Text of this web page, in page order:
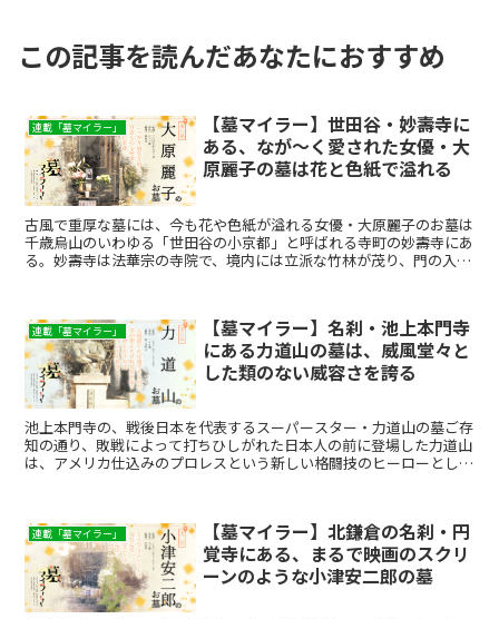
この記事を読んだあなたにおすすめ
連載「墓マイラー」
【墓マイラー】世田谷・妙壽寺に
ある、なが～く愛された女優・大
原麗子の墓は花と色紙で溢れる
古風で重厚な墓には、今も花や色紙が溢れる女優・大原麗子のお墓は
千歳烏山のいわゆる「世田谷の小京都」と呼ばれる寺町の妙壽寺にあ
る。妙壽寺は法華宗の寺院で、境内には立派な竹林が茂り、門の入口
連載「墓マイラー」
【墓マイラー】名刹・池上本門寺
にある力道山の墓は、威風堂々と
した類のない威容さを誇る
池上本門寺の、戦後日本を代表するスーパースター・力道山の墓ご存
知の通り、敗戦によって打ちひしがれた日本人の前に登場した力道山
は、アメリカ仕込みのプロレスという新しい格闘技のヒーローとして
連載「墓マイラー」
【墓マイラー】北鎌倉の名刹・円
覚寺にある、まるで映画のスクリ
ーンのような小津安二郎の墓